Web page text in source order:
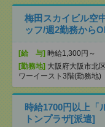
梅田スカイビル空
ッフ/週2勤務から
[給 与] 時給1,300円～
[勤務地] 大阪府大阪市北
ワーイースト3階(勤務地)
時給1700円以上
トンプラザ[派遣]